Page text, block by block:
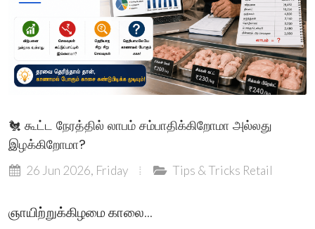
🐔 கூட்ட நேரத்தில் லாபம் சம்பாதிக்கிறோமா அல்லது
இழக்கிறோமா?
26 Jun 2026, Friday Tips & Tricks Retail
ஞாயிற்றுக்கிழமை காலை...